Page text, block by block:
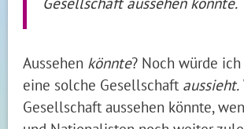
Aussehen könnte? Noch würde
eine solche Gesellschaft aussieht.
Gesellschaft aussehen könnte,